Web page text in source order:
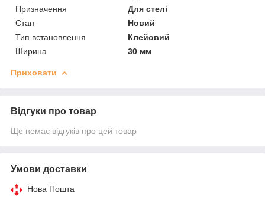
Призначення
Для стелі
Стан
Новий
Тип встановлення
Клейовий
Ширина
30 мм
Приховати
Відгуки про товар
Ще немає відгуків про цей товар
Умови доставки
Нова Пошта